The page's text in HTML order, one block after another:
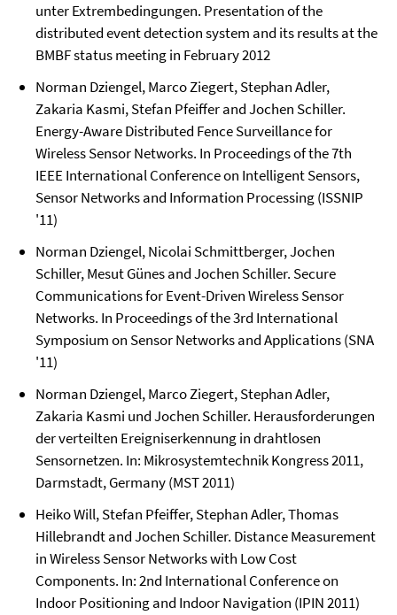
unter Extrembedingungen. Presentation of the
distributed event detection system and its results at the
BMBF status meeting in February 2012
Norman Dziengel, Marco Ziegert, Stephan Adler,
Zakaria Kasmi, Stefan Pfeiffer and Jochen Schiller.
Energy-Aware Distributed Fence Surveillance for
Wireless Sensor Networks. In Proceedings of the 7th
IEEE International Conference on Intelligent Sensors,
Sensor Networks and Information Processing (ISSNIP
'11)
Norman Dziengel, Nicolai Schmittberger, Jochen
Schiller, Mesut Günes and Jochen Schiller. Secure
Communications for Event-Driven Wireless Sensor
Networks. In Proceedings of the 3rd International
Symposium on Sensor Networks and Applications (SNA
'11)
Norman Dziengel, Marco Ziegert, Stephan Adler,
Zakaria Kasmi und Jochen Schiller. Herausforderungen
der verteilten Ereigniserkennung in drahtlosen
Sensornetzen. In: Mikrosystemtechnik Kongress 2011,
Darmstadt, Germany (MST 2011)
Heiko Will, Stefan Pfeiffer, Stephan Adler, Thomas
Hillebrandt and Jochen Schiller. Distance Measurement
in Wireless Sensor Networks with Low Cost
Components. In: 2nd International Conference on
Indoor Positioning and Indoor Navigation (IPIN 2011)